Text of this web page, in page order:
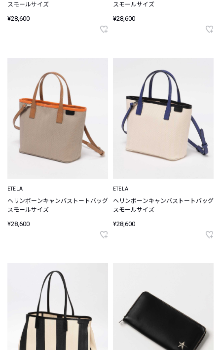
スモールサイズ
¥28,600
スモールサイズ
¥28,600
ETELA
ヘリンボーンキャンバストートバッグ
スモールサイズ
¥28,600
ETELA
ヘリンボーンキャンバストートバッグ
スモールサイズ
¥28,600